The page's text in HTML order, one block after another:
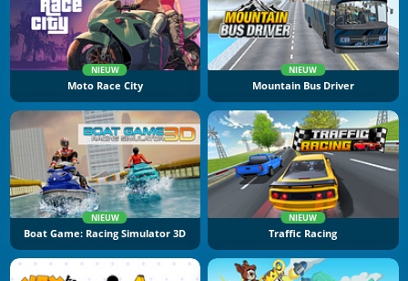
NIEUW
Moto Race City
NIEUW
Mountain Bus Driver
NIEUW
Boat Game: Racing Simulator 3D
NIEUW
Traffic Racing